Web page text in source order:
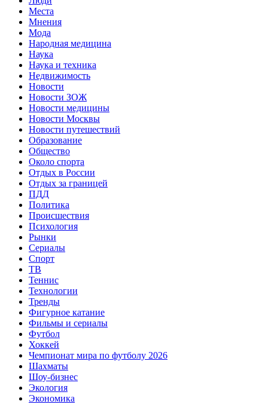
Места
Мнения
Мода
Народная медицина
Наука
Наука и техника
Недвижимость
Новости
Новости ЗОЖ
Новости медицины
Новости Москвы
Новости путешествий
Образование
Общество
Около спорта
Отдых в России
Отдых за границей
ПДД
Политика
Происшествия
Психология
Рынки
Сериалы
Спорт
ТВ
Теннис
Технологии
Тренды
Фигурное катание
Фильмы и сериалы
Футбол
Хоккей
Чемпионат мира по футболу 2026
Шахматы
Шоу-бизнес
Экология
Экономика